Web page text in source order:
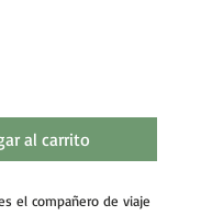
al carrito
el compañero de viaje